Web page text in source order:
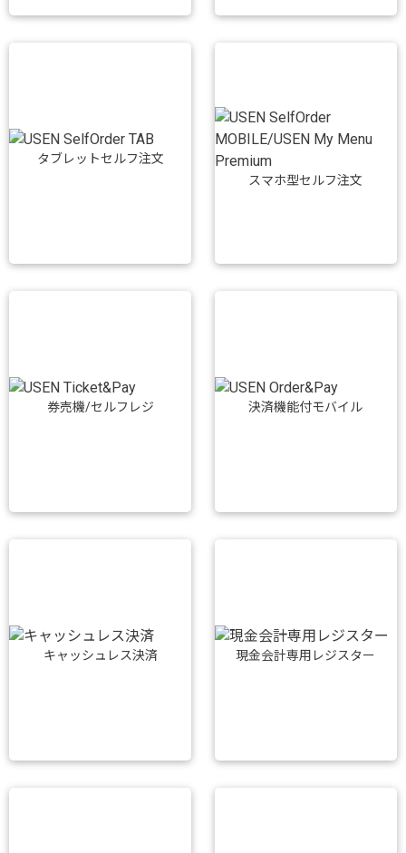
タブレットセルフ注文
スマホ型セルフ注文
券売機/セルフレジ 決済機能付モバイル
キャッシュレス決済 現金会計専用レジスター